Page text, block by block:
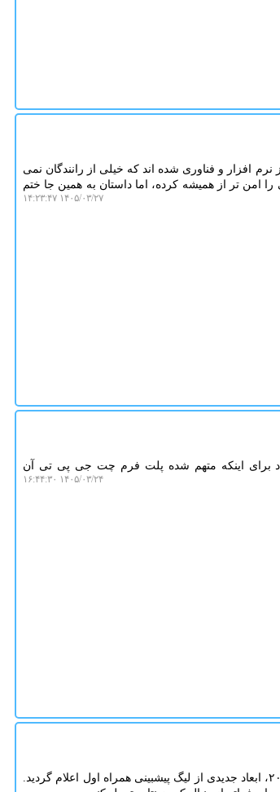
افزار و فناوری شده اند که خیلی از رانندگان نمی
را امن تر از همیشه کرده، اما داستان به همین جا ختم
۱۴۰۵/۰۳/۲۷ ۱۴:۲۳:۴۷
برای اینکه متهم شده پلت فرم چت جی پی تی آن
۱۴۰۵/۰۳/۲۴ ۱۶:۴۴:۳۰
به گزارش سایت شیک، با نزدیک شدن به جام جهانی ۲۰۲۶، ابعاد جدیدی از لیگ پیشبینی همراه اول اعلام گردید.